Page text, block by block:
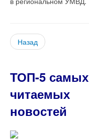
Назад
ТОП-5 самых
читаемых
новостей